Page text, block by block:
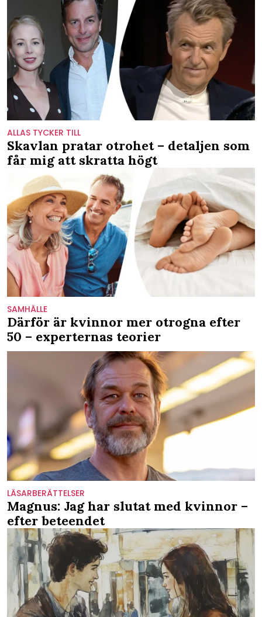
ALLAS TYCKER TILL
Skavlan pratar otrohet – detaljen som
får mig att skratta högt
SAMHÄLLE
Därför är kvinnor mer otrogna efter
50 – experternas teorier
LÄSARBERÄTTELSER
Magnus: Jag har slutat med kvinnor –
efter beteendet